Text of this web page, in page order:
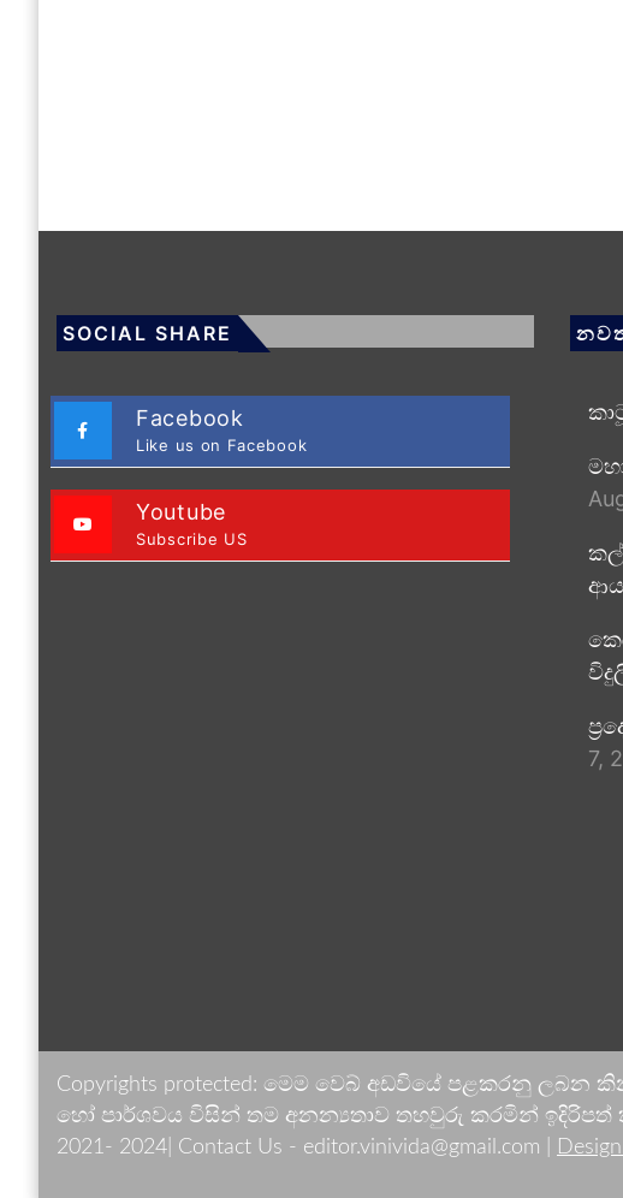
SOCIAL SHARE
Facebook
Like us on Facebook
Youtube
Subscribe US
7,
Copyrights protected: මෙම වෙබ් අඩවියේ පළකරනු
හෝ පාර්ශවය විසින් තම අනන්‍යතාව තහවුරු කරමින් ඉදිරිපත්
2021- 2024| Contact Us - editor.vinivida@gmail.com |